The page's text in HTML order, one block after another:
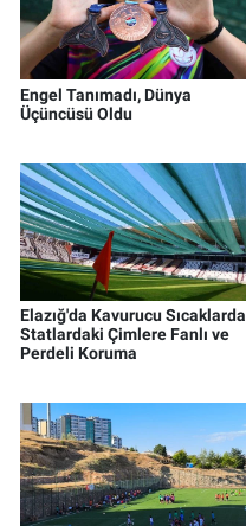
Engel Tanımadı, Dünya
Üçüncüsü Oldu
Elazığ'da Kavurucu Sıcaklarda
Statlardaki Çimlere Fanlı ve
Perdeli Koruma